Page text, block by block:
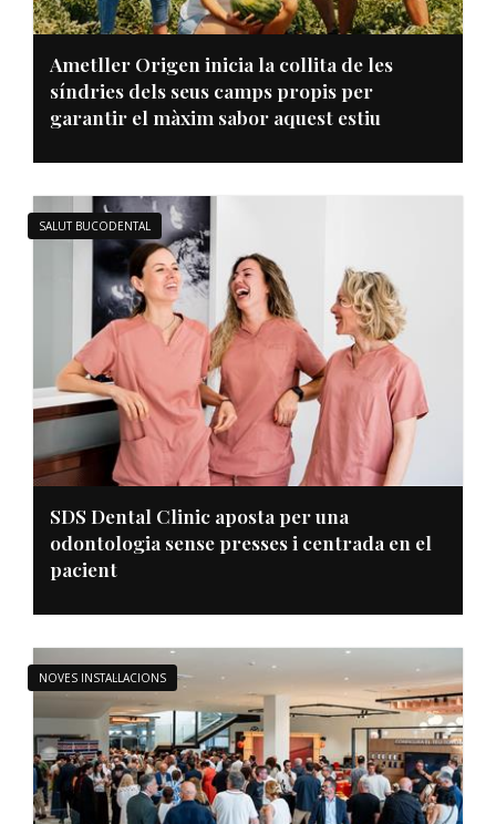
Ametller Origen inicia la collita de les
síndries dels seus camps propis per
garantir el màxim sabor aquest estiu
SALUT BUCODENTAL
SDS Dental Clinic aposta per una
odontologia sense presses i centrada en el
pacient
NOVES INSTAL·LACIONS